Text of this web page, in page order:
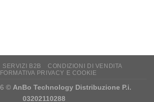
SERVIZI B2B
CONDIZIONI DI VENDITA
PRIVACY E COOKIE
© AnBo Technology Distribuzione P.i.
03202110288